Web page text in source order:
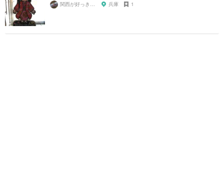
関西が好っきゃねん 兵庫 1